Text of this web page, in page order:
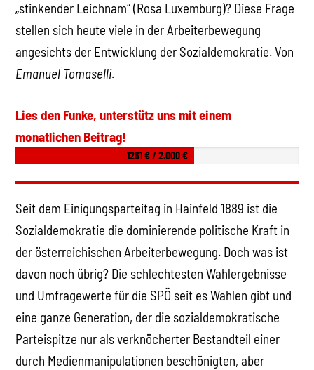
„stinkender Leichnam“ (Rosa Luxemburg)? Diese Frage
stellen sich heute viele in der Arbeiterbewegung
angesichts der Entwicklung der Sozialdemokratie. Von
Emanuel Tomaselli.
Lies den Funke, unterstütz uns mit einem
monatlichen Beitrag!
1261 € / 2.000 €
Seit dem Einigungsparteitag in Hainfeld 1889 ist die
Sozialdemokratie die dominierende politische Kraft in
der österreichischen Arbeiterbewegung. Doch was ist
davon noch übrig? Die schlechtesten Wahlergebnisse
und Umfragewerte für die SPÖ seit es Wahlen gibt und
eine ganze Generation, der die sozialdemokratische
Parteispitze nur als verknöcherter Bestandteil einer
durch Medienmanipulationen beschönigten, aber